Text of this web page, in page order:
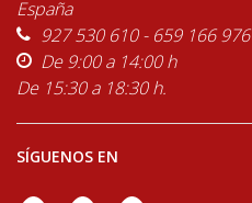
España
927 530 610 - 659 166 976
De 9:00 a 14:00 h
De 15:30 a 18:30 h.
SÍGUENOS EN